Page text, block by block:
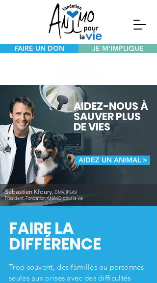
FAIRE UN DON JE M'IMPLIQUE
AIDEZ-NOUS À
SAUVER PLUS
DE VIES
AIDEZ UN ANIMAL >
Sébastien Kfoury,DMV, IPSAV
Président, Fondation ANIMO pour la vie
FAIRE LA
DIFFÉRENCE
Trop souvent, des familles ou personnes
seules aux prises avec des difficultés